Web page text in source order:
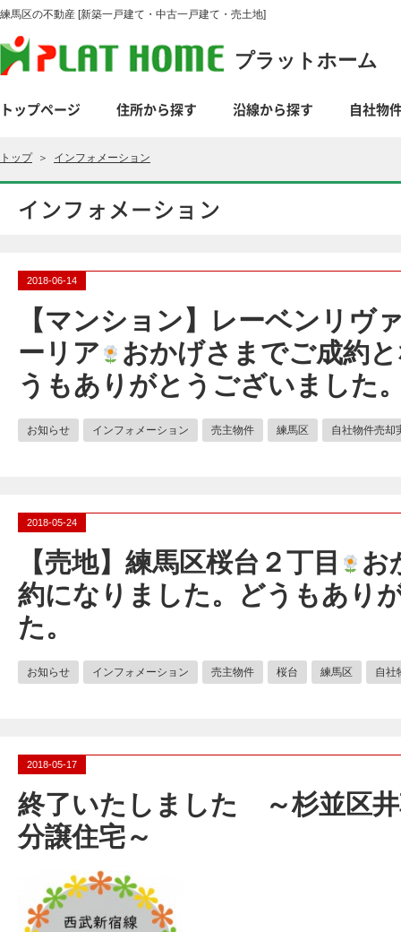
練馬区の不動産 [新築一戸建て・中古一戸建て・売土地]
プラットホーム
トップページ 住所から探す 沿線から探す 自社物
トップ＞ インフォメーション
インフォメーション
2018-06-14
【マンション】レーベンリヴ
ーリア
おかげさまでご成約
うもありがとうございました
お知らせ インフォメーション 売主物件 練馬区 自社物件売却
2018-05-24
【売地】練馬区桜台２丁目
お
約になりました。どうもあり
た。
お知らせ インフォメーション 売主物件 桜台 練馬区 自社
2018-05-17
終了いたしました ～杉並区
分譲住宅～